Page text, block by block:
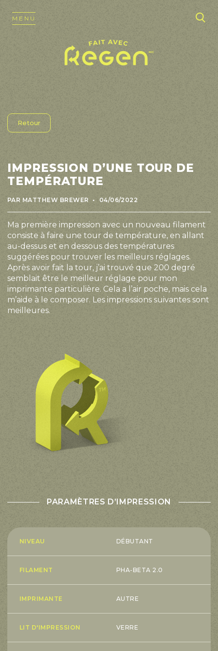
OUVRIR NAVIGATION
MENU
MENU
Nos produits
Impression 3D
Nous joindre
Retour
IMPRESSION D’UNE TOUR DE
TEMPÉRATURE
PAR MATTHEW BREWER 04/06/2022
Ma première impression avec un nouveau filament
consiste à faire une tour de température, en allant
au-dessus et en dessous des températures
suggérées pour trouver les meilleurs réglages.
Après avoir fait la tour, j’ai trouvé que 200 degré
semblait être le meilleur réglage pour mon
imprimante particulière. Cela a l’air poche, mais cela
m’aide à le composer. Les impressions suivantes sont
meilleures.
PARAMÈTRES D’IMPRESSION
NIVEAU DÉBUTANT
FILAMENT PHA-BETA 2.0
IMPRIMANTE AUTRE
LIT D'IMPRESSION VERRE